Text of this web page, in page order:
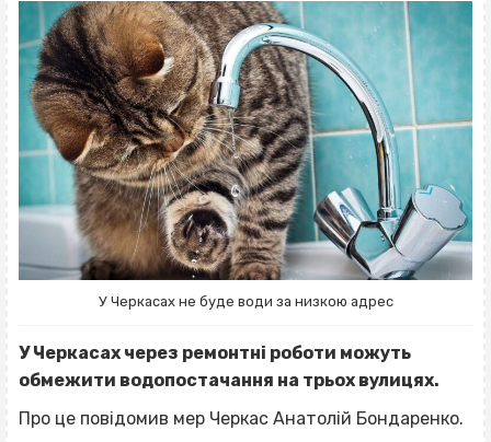
У Черкасах не буде води за низкою адрес
У Черкасах через ремонтні роботи можуть
обмежити водопостачання на трьох вулицях.
Про це повідомив мер Черкас Анатолій Бондаренко.